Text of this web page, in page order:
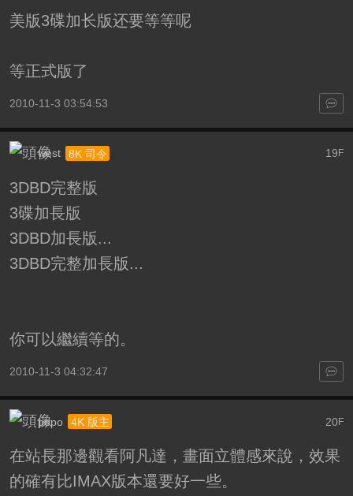
美版3碟加长版还要等等呢
等正式版了
2010-11-3 03:54:53
19 F
west 8K 司令
3DBD完整版
3碟加長版
3DBD加長版...
3DBD完整加長版...
你可以繼續等的。
2010-11-3 04:32:47
20F
popo 4K 版主
在站長那邊觀看阿凡達，畫面立體感來說，效果
的確有比IMAX版本還要好一些。